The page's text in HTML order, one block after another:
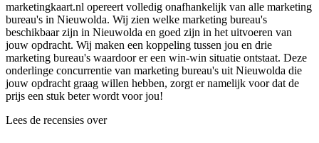
marketingkaart.nl opereert volledig onafhankelijk van alle marketing
bureau's in Nieuwolda. Wij zien welke marketing bureau's
beschikbaar zijn in Nieuwolda en goed zijn in het uitvoeren van
jouw opdracht. Wij maken een koppeling tussen jou en drie
marketing bureau's waardoor er een win-win situatie ontstaat. Deze
onderlinge concurrentie van marketing bureau's uit Nieuwolda die
jouw opdracht graag willen hebben, zorgt er namelijk voor dat de
prijs een stuk beter wordt voor jou!
Lees de recensies over